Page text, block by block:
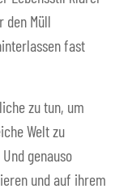
den Müll
fast
zu tun, um
Welt zu
genauso
und auf ihrem